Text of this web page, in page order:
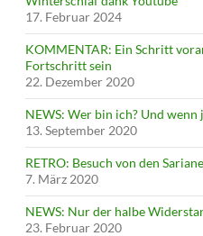
17. Februar 2024
KOMMENTAR: Ein Schritt
Fortschritt sein
22. Dezember 2020
NEWS: Wer bin ich? Und wenn
13. September 2020
RETRO: Besuch von den
7. März 2020
NEWS: Nur der halbe
23. Februar 2020